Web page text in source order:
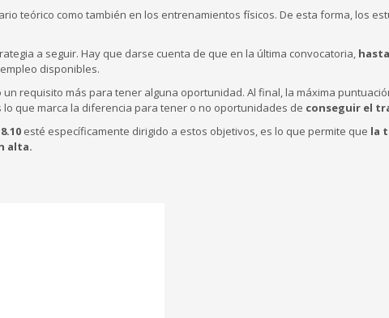
teórico como también en los entrenamientos físicos. De esta forma, los
a seguir. Hay que darse cuenta de que en la última convocatoria,
disponibles.
requisito más para tener alguna oportunidad. Al final, la máxima
que marca la diferencia para tener o no oportunidades de conseguir el
esté específicamente dirigido a estos objetivos, es lo que permite que la
alta.